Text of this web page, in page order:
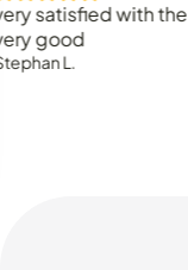
with the service